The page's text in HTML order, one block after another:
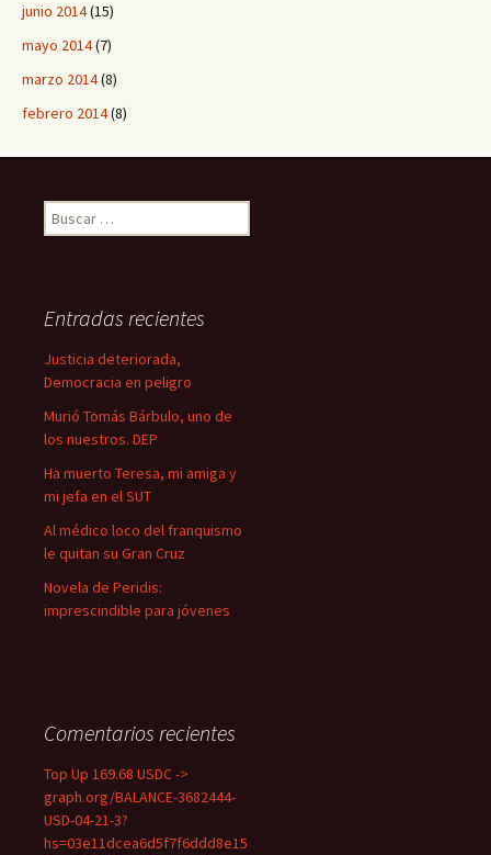
junio 2014(15)
mayo 2014(7)
marzo 2014(8)
febrero 2014(8)
B
u
r
Entradas recientes
Justicia deteriorada,
Democracia en peligro
Murió Tomás Bárbulo, uno de
los nuestros. DEP
Ha muerto Teresa, mi amiga y
mi jefa en el SUT
Al médico loco del franquismo
le quitan su Gran Cruz
Novela de Peridis:
imprescindible para jóvenes
Comentarios recientes
Top Up 169.68 USDC ->
graph.org/BALANCE-3682444-
USD-04-21-3?
hs=03e11dcea6d5f7f6ddd8e15